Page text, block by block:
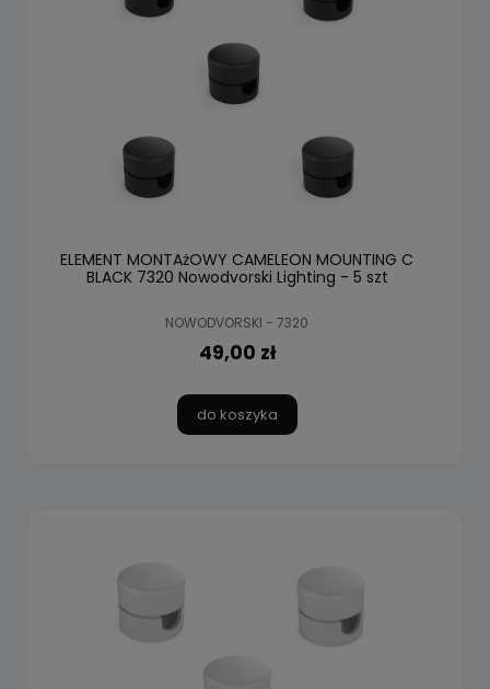
ELEMENT MONTAżOWY CAMELEON MOUNTING C
BLACK 7320 Nowodvorski Lighting - 5 szt
NOWODVORSKI - 7320
49,00 zł
do koszyka